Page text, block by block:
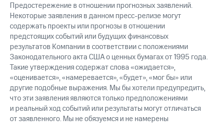
Предостережение в отношении прогнозных заявлений.
Некоторые заявления в данном пресс-релизе могут
содержать проекты или прогнозы в отношении
предстоящих событий или будущих финансовых
результатов Компании в соответствии с положениями
Законодательного акта США о ценных бумагах от 1995 года.
Такие утверждения содержат слова «ожидается»,
«оценивается», «намеревается», «будет», «мог бы» или
другие подобные выражения. Мы бы хотели предупредить,
что эти заявления являются только предположениями
и реальный ход событий или результаты могут отличаться
от заявленного. Мы не обязуемся и не намерены